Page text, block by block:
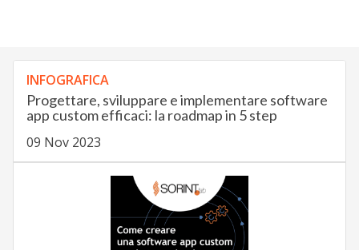
INFOGRAFICA
Progettare, sviluppare e implementare software
app custom efficaci: la roadmap in 5 step
09 Nov 2023